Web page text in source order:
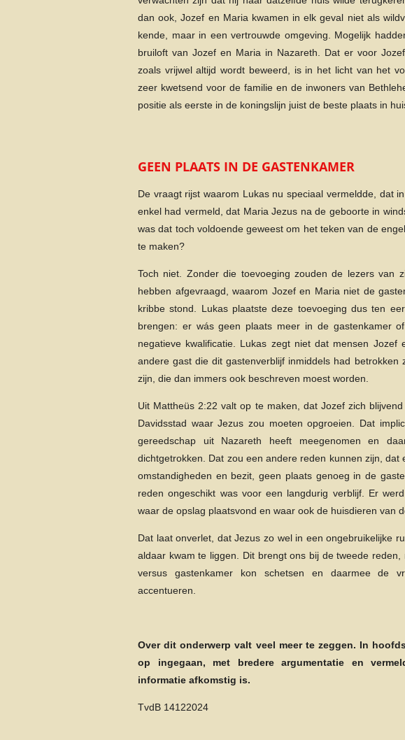
dan ook, Jozef en Maria kwamen in elk geval niet als
kende, maar in een vertrouwde omgeving. Mogelijk
bruiloft van Jozef en Maria in Nazareth. Dat er voor
zoals vrijwel altijd wordt beweerd, is in het licht van het
zeer kwetsend voor de familie en de inwoners van
positie als eerste in de koningslijn juist de beste plaats in
GEEN PLAATS IN DE GASTENKAMER
De vraagt rijst waarom Lukas nu speciaal vermeldde, dat
enkel had vermeld, dat Maria Jezus na de geboorte in
was dat toch voldoende geweest om het teken van de
te maken?
Toch niet. Zonder die toevoeging zouden de lezers van
hebben afgevraagd, waarom Jozef en Maria niet de
kribbe stond. Lukas plaatste deze toevoeging dus ten
brengen: er wás geen plaats meer in de gastenkamer
negatieve kwalificatie. Lukas zegt niet dat mensen Jozef
andere gast die dit gastenverblijf inmiddels had betrokken
zijn, die dan immers ook beschreven moest worden.
Uit Mattheüs 2:22 valt op te maken, dat Jozef zich
Davidsstad waar Jezus zou moeten opgroeien. Dat
gereedschap uit Nazareth heeft meegenomen en
dichtgetrokken. Dat zou een andere reden kunnen zijn,
omstandigheden en bezit, geen plaats genoeg in de
reden ongeschikt was voor een langdurig verblijf. Er
waar de opslag plaatsvond en waar ook de huisdieren van
Dat laat onverlet, dat Jezus zo wel in een ongebruikelijke
aldaar kwam te liggen. Dit brengt ons bij de tweede
versus gastenkamer kon schetsen en daarmee de
accentueren.
Over dit onderwerp valt veel meer te zeggen. In
op ingegaan, met bredere argumentatie en
informatie afkomstig is.
TvdB 14122024